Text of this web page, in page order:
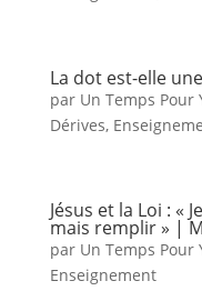
La dot est-elle
par Un Temps Pour
Dérives,
Jésus et la Loi : «
mais remplir » |
par Un Temps Pour
Enseignement